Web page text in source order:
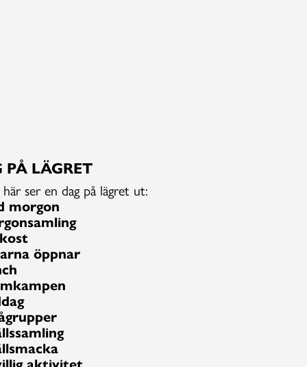
PÅ LÄGRET
här ser en dag på lägret ut:
morgon
öppnar